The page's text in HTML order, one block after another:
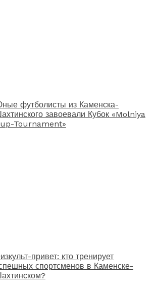
футболисты из Каменска-
завоевали Кубок «Molniya
Tournament»
привет: кто тренирует
спортсменов в Каменске-